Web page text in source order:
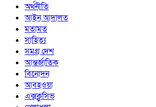
অর্থনীতি
আইন আদালত
মতামত
সাহিত্য
সমগ্র দেশ
আন্তর্জাতিক
বিনোদন
আবহওয়া
এক্সক্লুসিভ